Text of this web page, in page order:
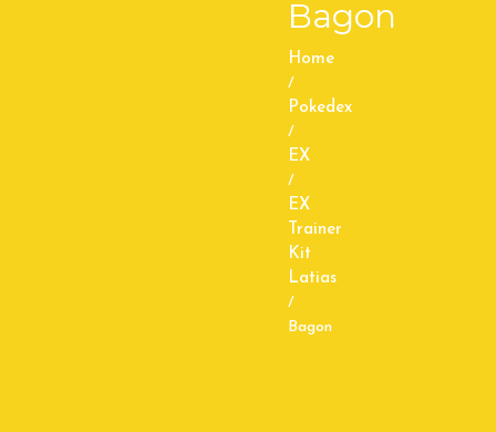
Bagon
Home
/
Pokedex
/
EX
/
EX
Trainer
Kit
Latias
/
Bagon